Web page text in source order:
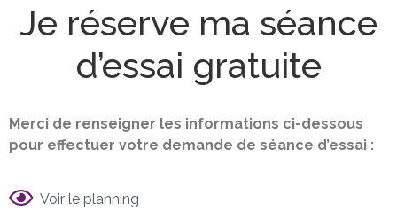
Je réserve ma séance
d’essai gratuite
Merci de renseigner les informations ci-dessous
pour effectuer votre demande de séance d’essai :
Voir le planning